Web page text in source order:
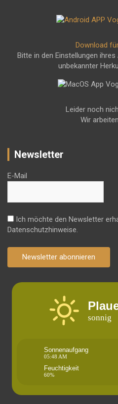
Download
Bitte in den Einstellungen
unbekannter
Leider noch
Wir
Newsletter
E-Mail
Ich möchte den Newsletter
Datenschutzhinweise.
Newsletter abonnieren
sonnig
Sonnenaufgang
05:48 AM
Feuchtigkeit
60%